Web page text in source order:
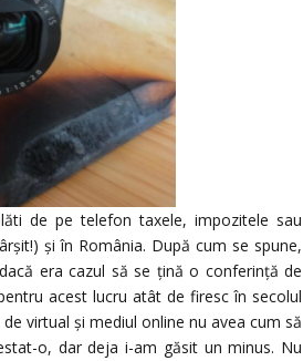
de pe telefon taxele, impozitele sau
și în România. După cum se spune,
era cazul să se țină o conferință de
acest lucru atât de firesc în secolul
virtual și mediul online nu avea cum să
o, dar deja i-am găsit un minus. Nu